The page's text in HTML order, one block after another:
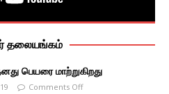
தலையங்கம்
பெயரை மாற்றுகிறது
Comments Off